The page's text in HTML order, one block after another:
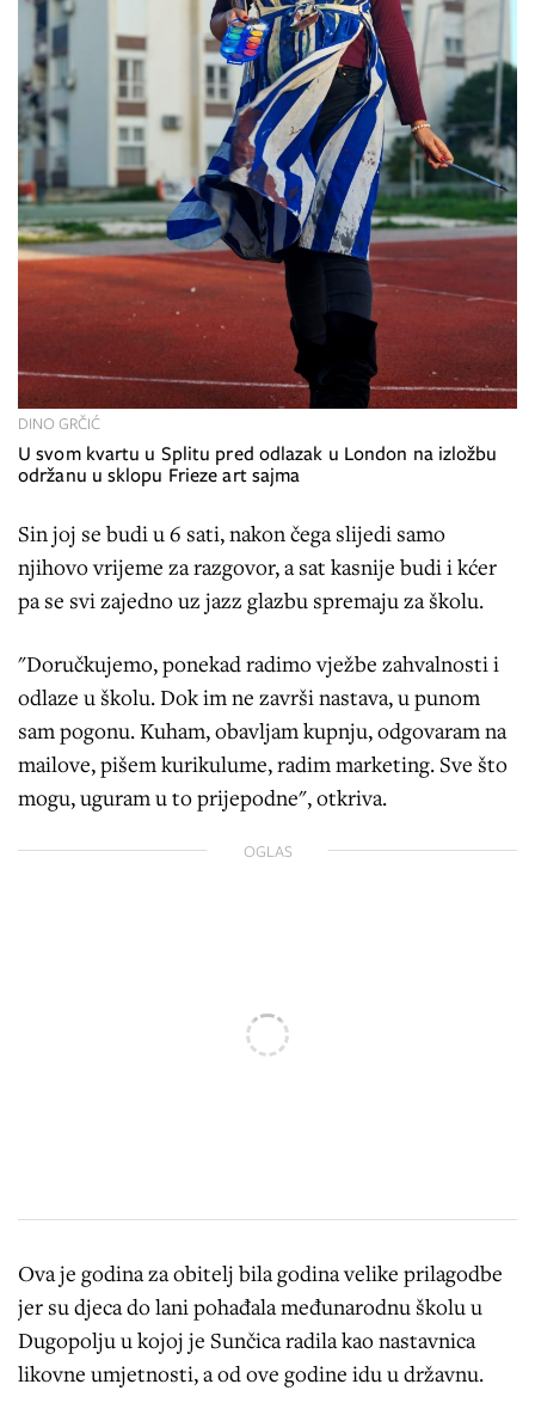
U svom kvartu u Splitu pred odlazak u London na izložbu
održanu u sklopu Frieze art sajma
DINO GRČIĆ
Sin joj se budi u 6 sati, nakon čega slijedi samo
njihovo vrijeme za razgovor, a sat kasnije budi i kćer
pa se svi zajedno uz jazz glazbu spremaju za školu.
"Doručkujemo, ponekad radimo vježbe zahvalnosti i
odlaze u školu. Dok im ne završi nastava, u punom
sam pogonu. Kuham, obavljam kupnju, odgovaram na
mailove, pišem kurikulume, radim marketing. Sve što
mogu, uguram u to prijepodne", otkriva.
OGLAS
Ova je godina za obitelj bila godina velike prilagodbe
jer su djeca do lani pohađala međunarodnu školu u
Dugopolju u kojoj je Sunčica radila kao nastavnica
likovne umjetnosti, a od ove godine idu u državnu.